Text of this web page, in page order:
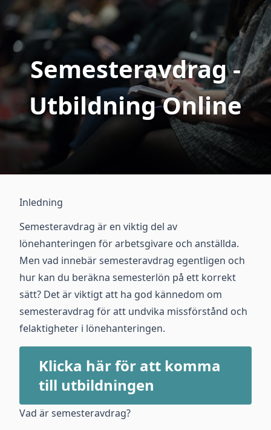
Semesteravdrag -
Utbildning Online
Inledning
Semesteravdrag är en viktig del av
lönehanteringen för arbetsgivare och anställda.
Men vad innebär semesteravdrag egentligen och
hur kan du beräkna semesterlön på ett korrekt
sätt? Det är viktigt att ha god kännedom om
semesteravdrag för att undvika missförstånd och
felaktigheter i lönehanteringen.
Klicka här för att komma
till utbildningen
Vad är semesteravdrag?